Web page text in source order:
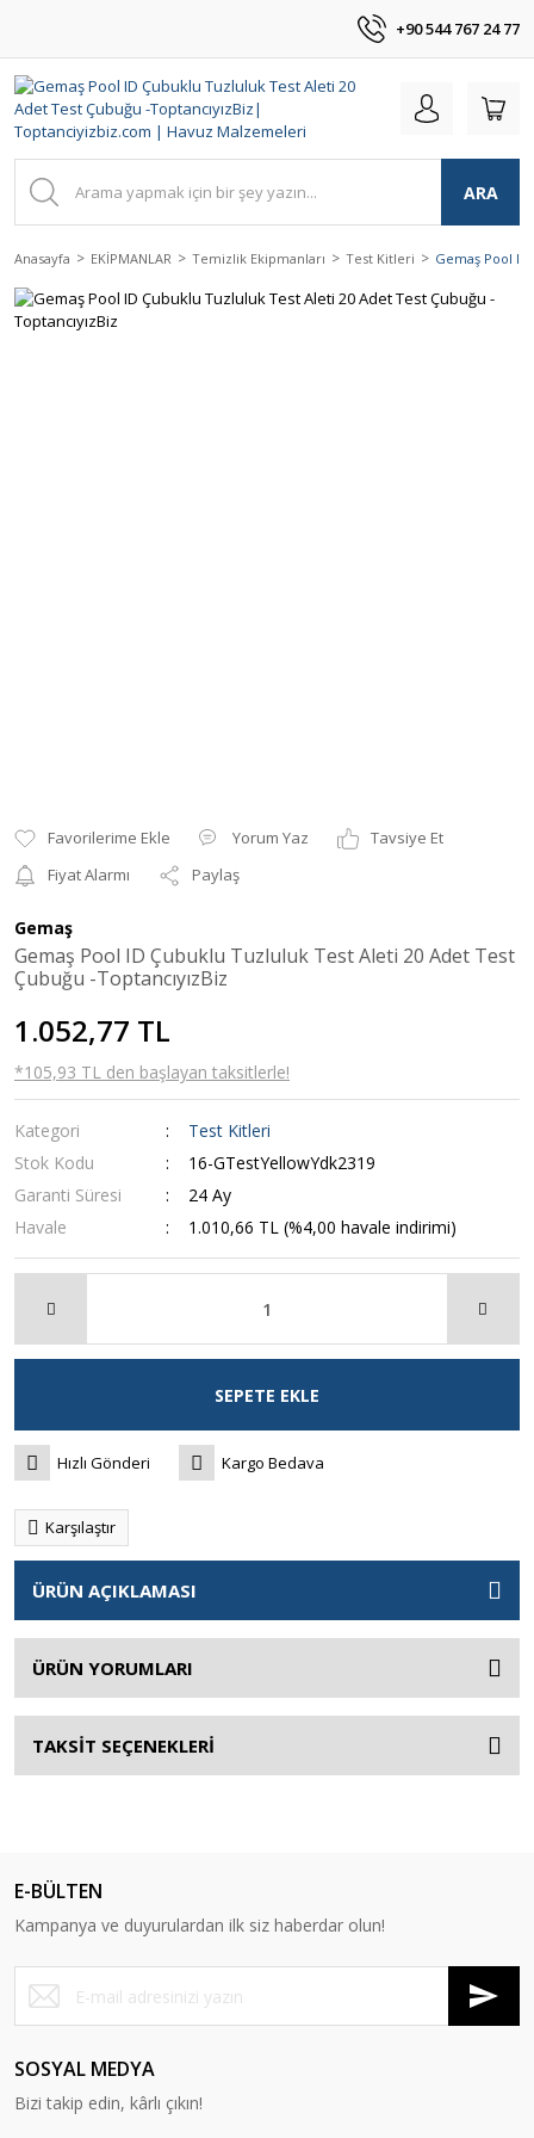
+90 544 767 24 77
ARA
Anasayfa EKİPMANLAR Temizlik Ekipmanları Test Kitleri Gemaş Pool
Yorum Yaz
Tavsiye Et
Fiyat Alarmı
Paylaş
Gemaş
Gemaş Pool ID Çubuklu Tuzluluk Test Aleti 20 Adet Test
Çubuğu -ToptancıyızBiz
1.052,77 TL
*105,93 TL den başlayan taksitlerle!
Kategori
Test Kitleri
Stok Kodu
16-GTestYellowYdk2319
Garanti Süresi
24 Ay
Havale
1.010,66 TL (%4,00 havale indirimi)
SEPETE EKLE
Hızlı Gönderi Kargo Bedava
Karşılaştır
ÜRÜN AÇIKLAMASI
ÜRÜN YORUMLARI
TAKSİT SEÇENEKLERİ
E-BÜLTEN
Kampanya ve duyurulardan ilk siz haberdar olun!
SOSYAL MEDYA
Bizi takip edin, kârlı çıkın!